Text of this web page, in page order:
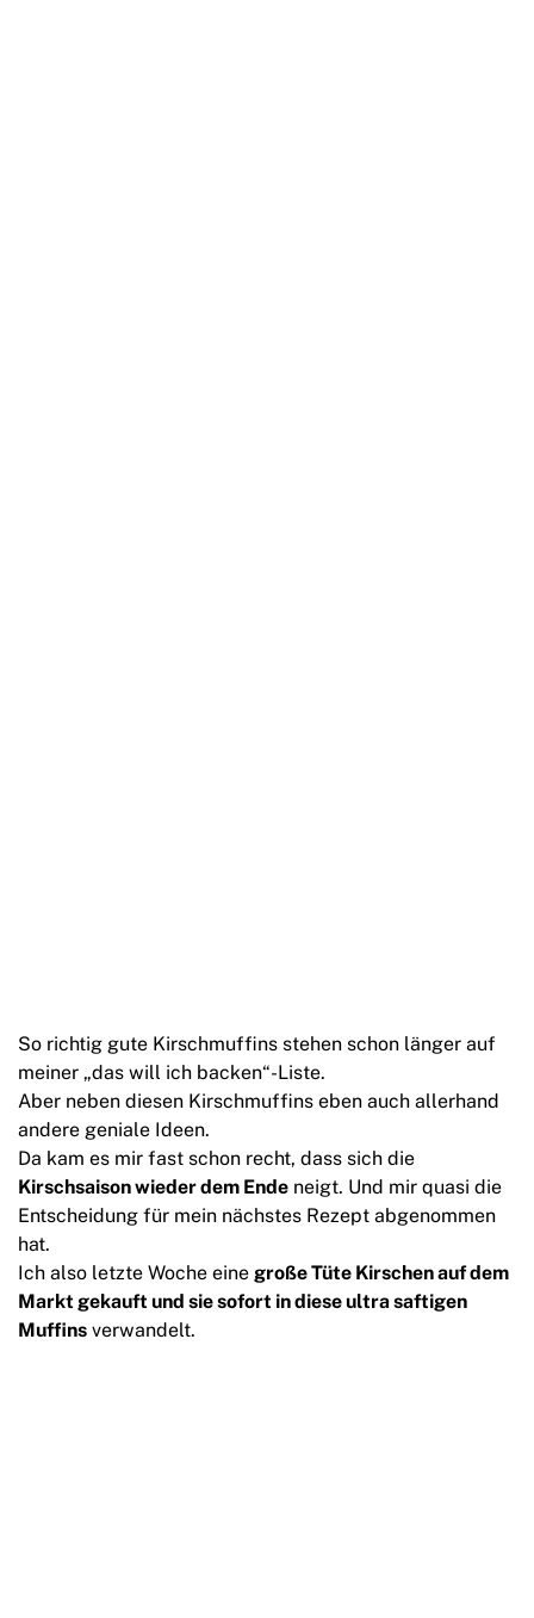
So richtig gute Kirschmuffins stehen schon länger auf
meiner „das will ich backen“-Liste.
Aber neben diesen Kirschmuffins eben auch allerhand
andere geniale Ideen.
Da kam es mir fast schon recht, dass sich die
Kirschsaison wieder dem Ende neigt. Und mir quasi die
Entscheidung für mein nächstes Rezept abgenommen
hat.
Ich also letzte Woche eine große Tüte Kirschen auf dem
Markt gekauft und sie sofort in diese ultra saftigen
Muffins verwandelt.